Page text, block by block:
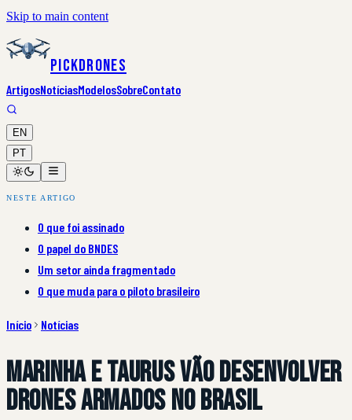
Skip to main content
PickDrones
ArtigosNotíciasModelosSobreContato
EN
PT
NESTE ARTIGO
O que foi assinado
O papel do BNDES
Um setor ainda fragmentado
O que muda para o piloto brasileiro
Início Notícias
Marinha e Taurus vão desenvolver
drones armados no Brasil